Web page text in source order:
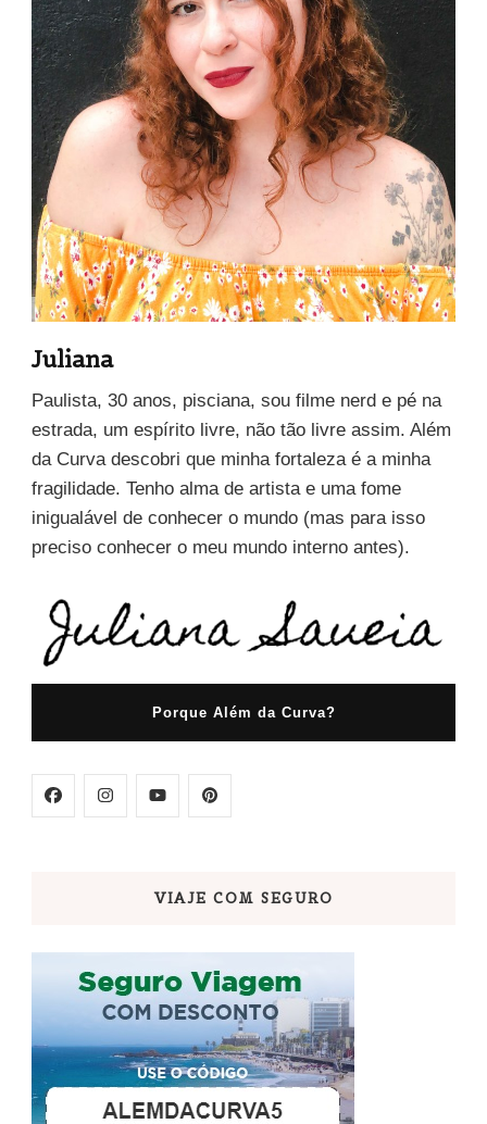
Juliana
Paulista, 30 anos, pisciana, sou filme nerd e pé na
estrada, um espírito livre, não tão livre assim. Além
da Curva descobri que minha fortaleza é a minha
fragilidade. Tenho alma de artista e uma fome
inigualável de conhecer o mundo (mas para isso
preciso conhecer o meu mundo interno antes).
Porque Além da Curva?
VIAJE COM SEGURO